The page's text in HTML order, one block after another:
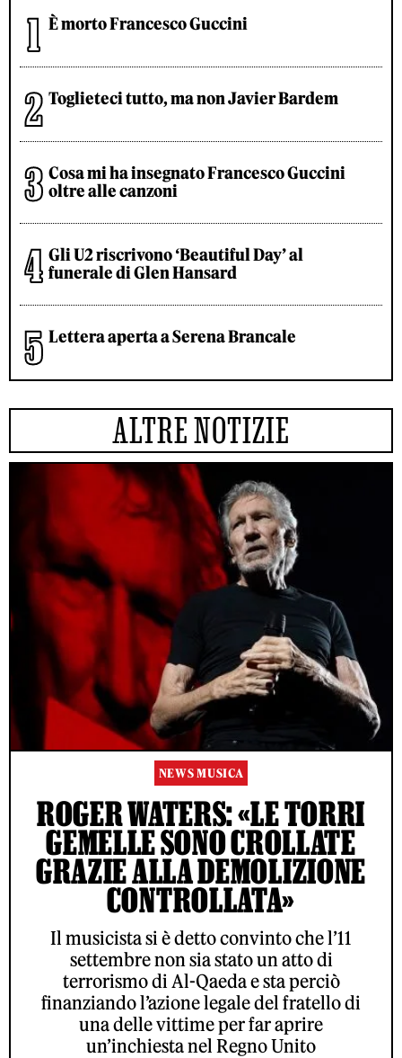
È morto Francesco Guccini
Toglieteci tutto, ma non Javier Bardem
Cosa mi ha insegnato Francesco Guccini
oltre alle canzoni
Gli U2 riscrivono ‘Beautiful Day’ al
funerale di Glen Hansard
Lettera aperta a Serena Brancale
ALTRE NOTIZIE
NEWS MUSICA
ROGER WATERS: «LE TORRI
GEMELLE SONO CROLLATE
GRAZIE ALLA DEMOLIZIONE
CONTROLLATA»
Il musicista si è detto convinto che l’11
settembre non sia stato un atto di
terrorismo di Al-Qaeda e sta perciò
finanziando l’azione legale del fratello di
una delle vittime per far aprire
un’inchiesta nel Regno Unito